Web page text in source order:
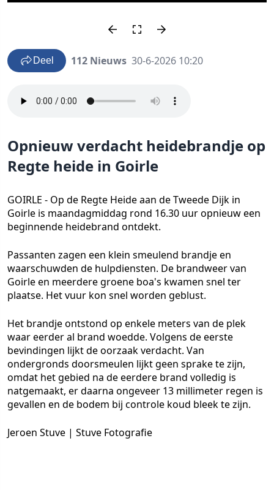
Deel 112 Nieuws 30-6-2026 10:20
Opnieuw verdacht heidebrandje op
Regte heide in Goirle
GOIRLE - Op de Regte Heide aan de Tweede Dijk in
Goirle is maandagmiddag rond 16.30 uur opnieuw een
beginnende heidebrand ontdekt.
Passanten zagen een klein smeulend brandje en
waarschuwden de hulpdiensten. De brandweer van
Goirle en meerdere groene boa's kwamen snel ter
plaatse. Het vuur kon snel worden geblust.
Het brandje ontstond op enkele meters van de plek
waar eerder al brand woedde. Volgens de eerste
bevindingen lijkt de oorzaak verdacht. Van
ondergronds doorsmeulen lijkt geen sprake te zijn,
omdat het gebied na de eerdere brand volledig is
natgemaakt, er daarna ongeveer 13 millimeter regen is
gevallen en de bodem bij controle koud bleek te zijn.
Jeroen Stuve | Stuve Fotografie